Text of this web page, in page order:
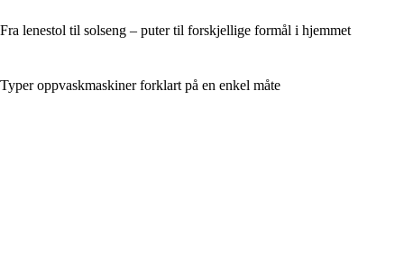
Fra lenestol til solseng – puter til forskjellige formål i hjemmet
Typer oppvaskmaskiner forklart på en enkel måte